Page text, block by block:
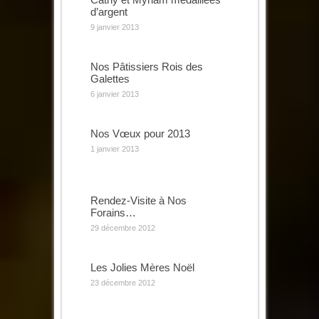
d’argent
9 janvier 2013
Nos Pâtissiers Rois des
Galettes
6 janvier 2013
Nos Vœux pour 2013
1 janvier 2013
Rendez-Visite à Nos
Forains…
29 décembre 2012
Les Jolies Mères Noël
23 décembre 2012